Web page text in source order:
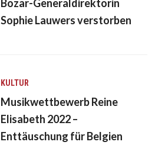
Bozar-Generaldirektorin
Sophie Lauwers verstorben
KULTUR
Musikwettbewerb Reine
Elisabeth 2022 –
Enttäuschung für Belgien